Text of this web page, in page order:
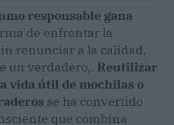
responsable gana
de enfrentar la
renunciar a la calidad,
un verdadero,. Reutilizar
vida útil de mochilas o
se ha convertido
que combina